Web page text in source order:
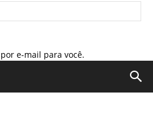
e-mail para você.